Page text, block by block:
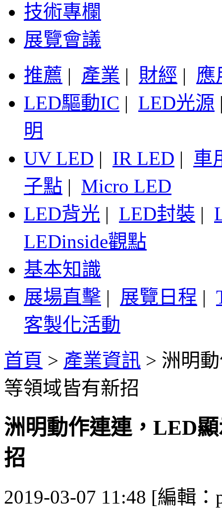
技術專欄
展覽會議
推薦 | 產業 | 財經 | 應
LED驅動IC | LED光源
明
UV LED | IR LED | 車
子點 | Micro LED
LED背光 | LED封裝 |
LEDinside觀點
基本知識
展場直擊 | 展覽日程 |
客製化活動
首頁 > 產業資訊 > 洲明
等領域皆有新招
洲明動作連連，LED
招
2019-03-07 11:48 [編輯：